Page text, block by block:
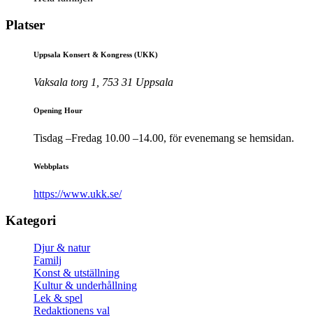
Platser
Uppsala Konsert & Kongress (UKK)
Vaksala torg 1, 753 31 Uppsala
Opening Hour
Tisdag –Fredag 10.00 –14.00, för evenemang se hemsidan.
Webbplats
https://www.ukk.se/
Kategori
Djur & natur
Familj
Konst & utställning
Kultur & underhållning
Lek & spel
Redaktionens val